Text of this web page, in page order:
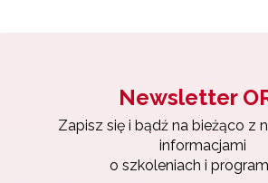
Newsletter
Zapisz się i bądź na bieżąco z
informacjami
o szkoleniach i
informacjami
o szkoleniach i programach.
Adres e-mail: